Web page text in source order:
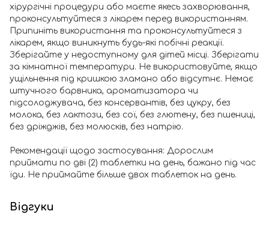
хірургічні процедури або маєте якесь захворювання,
проконсультуйтеся з лікарем перед використанням.
Припиніть використання та проконсультуйтеся з
лікарем, якщо виникнуть будь-які побічні реакції.
Зберігайте у недоступному для дітей місці. Зберігати
за кімнатної температури. Не використовуйте, якщо
ущільнення під кришкою зламано або відсутнє. Немає
штучного барвника, ароматизатора чи
підсолоджувача, без консервантів, без цукру, без
молока, без лактози, без сої, без глютену, без пшениці,
без дріжджів, без молюсків, без натрію.
Рекомендації щодо застосування: Дорослим
приймати по дві (2) таблетки на день, бажано під час
їди. Не приймайте більше двох таблеток на день.
Відгуки